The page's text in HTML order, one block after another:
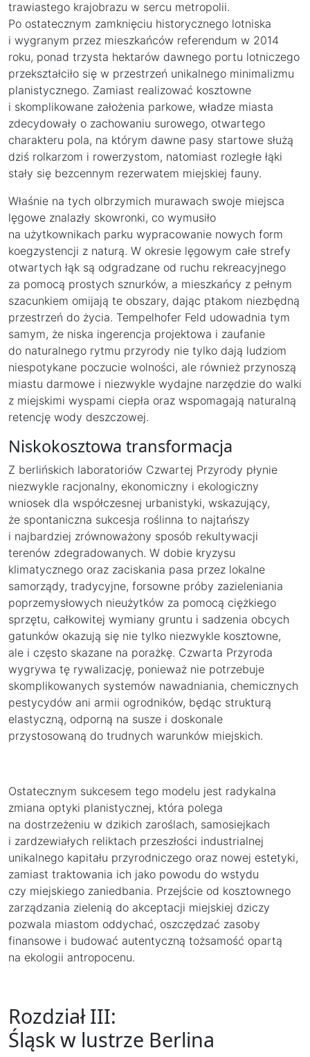
trawiastego krajobrazu w sercu metropolii.
Po ostatecznym zamknięciu historycznego lotniska
i wygranym przez mieszkańców referendum w 2014
roku, ponad trzysta hektarów dawnego portu lotniczego
przekształciło się w przestrzeń unikalnego minimalizmu
planistycznego. Zamiast realizować kosztowne
i skomplikowane założenia parkowe, władze miasta
zdecydowały o zachowaniu surowego, otwartego
charakteru pola, na którym dawne pasy startowe służą
dziś rolkarzom i rowerzystom, natomiast rozległe łąki
stały się bezcennym rezerwatem miejskiej fauny.
Właśnie na tych olbrzymich murawach swoje miejsca
lęgowe znalazły skowronki, co wymusiło
na użytkownikach parku wypracowanie nowych form
koegzystencji z naturą. W okresie lęgowym całe strefy
otwartych łąk są odgradzane od ruchu rekreacyjnego
za pomocą prostych sznurków, a mieszkańcy z pełnym
szacunkiem omijają te obszary, dając ptakom niezbędną
przestrzeń do życia. Tempelhofer Feld udowadnia tym
samym, że niska ingerencja projektowa i zaufanie
do naturalnego rytmu przyrody nie tylko dają ludziom
niespotykane poczucie wolności, ale również przynoszą
miastu darmowe i niezwykle wydajne narzędzie do walki
z miejskimi wyspami ciepła oraz wspomagają naturalną
retencję wody deszczowej.
Niskokosztowa transformacja
Z berlińskich laboratoriów Czwartej Przyrody płynie
niezwykle racjonalny, ekonomiczny i ekologiczny
wniosek dla współczesnej urbanistyki, wskazujący,
że spontaniczna sukcesja roślinna to najtańszy
i najbardziej zrównoważony sposób rekultywacji
terenów zdegradowanych. W dobie kryzysu
klimatycznego oraz zaciskania pasa przez lokalne
samorządy, tradycyjne, forsowne próby zazieleniania
poprzemysłowych nieużytków za pomocą ciężkiego
sprzętu, całkowitej wymiany gruntu i sadzenia obcych
gatunków okazują się nie tylko niezwykle kosztowne,
ale i często skazane na porażkę. Czwarta Przyroda
wygrywa tę rywalizację, ponieważ nie potrzebuje
skomplikowanych systemów nawadniania, chemicznych
pestycydów ani armii ogrodników, będąc strukturą
elastyczną, odporną na susze i doskonale
przystosowaną do trudnych warunków miejskich.
Ostatecznym sukcesem tego modelu jest radykalna
zmiana optyki planistycznej, która polega
na dostrzeżeniu w dzikich zaroślach, samosiejkach
i zardzewiałych reliktach przeszłości industrialnej
unikalnego kapitału przyrodniczego oraz nowej estetyki,
zamiast traktowania ich jako powodu do wstydu
czy miejskiego zaniedbania. Przejście od kosztownego
zarządzania zielenią do akceptacji miejskiej dziczy
pozwala miastom oddychać, oszczędzać zasoby
finansowe i budować autentyczną tożsamość opartą
na ekologii antropocenu.
Rozdział III:
Śląsk w lustrze Berlina